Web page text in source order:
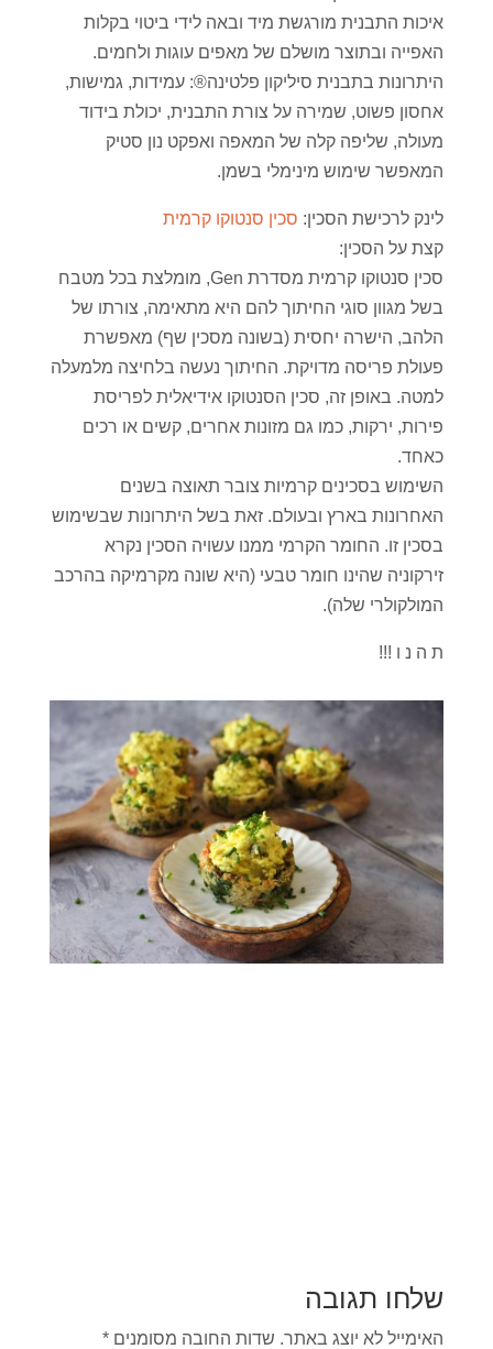
איכות התבנית מורגשת מיד ובאה לידי ביטוי בקלות
האפייה ובתוצר מושלם של מאפים עוגות ולחמים.
היתרונות בתבנית סיליקון פלטינה®: עמידות, גמישות,
אחסון פשוט, שמירה על צורת התבנית, יכולת בידוד
מעולה, שליפה קלה של המאפה ואפקט נון סטיק
המאפשר שימוש מינימלי בשמן.
לינק לרכישת הסכין: סכין סנטוקו קרמית
קצת על הסכין:
סכין סנטוקו קרמית מסדרת Gen, מומלצת בכל מטבח
בשל מגוון סוגי החיתוך להם היא מתאימה, צורתו של
הלהב, הישרה יחסית (בשונה מסכין שף) מאפשרת
פעולת פריסה מדויקת. החיתוך נעשה בלחיצה מלמעלה
למטה. באופן זה, סכין הסנטוקו אידיאלית לפריסת
פירות, ירקות, כמו גם מזונות אחרים, קשים או רכים
כאחד.
השימוש בסכינים קרמיות צובר תאוצה בשנים
האחרונות בארץ ובעולם. זאת בשל היתרונות שבשימוש
בסכין זו. החומר הקרמי ממנו עשויה הסכין נקרא
זירקוניה שהינו חומר טבעי (היא שונה מקרמיקה בהרכב
המולקולרי שלה).
ת ה נ ו !!!
שלחו תגובה
האימייל לא יוצג באתר. שדות החובה מסומנים *